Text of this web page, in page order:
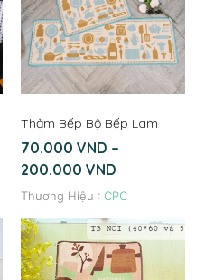
Thảm Bếp Bộ Bếp Lam
70.000 VND –
200.000 VND
Thương Hiệu : CPC